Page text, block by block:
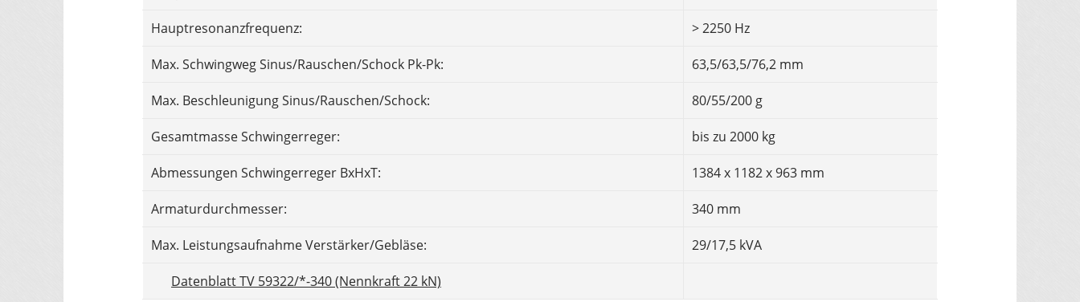
Hauptresonanzfrequenz: > 2250 Hz
Max. Schwingweg Sinus/Rauschen/Schock Pk-Pk: 63,5/63,5/76,2 mm
Max. Beschleunigung Sinus/Rauschen/Schock: 80/55/200 g
Gesamtmasse Schwingerreger: bis zu 2000 kg
Abmessungen Schwingerreger BxHxT: 1384 x 1182 x 963 mm
Armaturdurchmesser: 340 mm
Max. Leistungsaufnahme Verstärker/Gebläse: 29/17,5 kVA
Datenblatt TV 59322/*-340 (Nennkraft 22 kN)